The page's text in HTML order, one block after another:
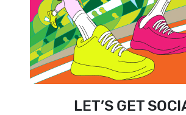
LET’S GET